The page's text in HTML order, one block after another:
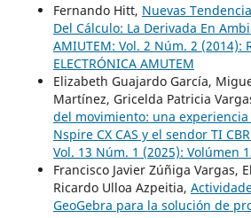
Fernando Hitt, Nuevas
Del Cálculo: La Derivada En
AMIUTEM: Vol. 2 Núm. 2 (2014):
ELECTRÓNICA AMUTEM
Elizabeth Guajardo García,
Martínez, Gricelda Patricia
del movimiento: una
Nspire CX CAS y el sendor TI CBR
Vol. 13 Núm. 1 (2025): Volúmen
Francisco Javier Zúñiga Vargas,
Ricardo Ulloa Azpeitia,
GeoGebra para la solución de